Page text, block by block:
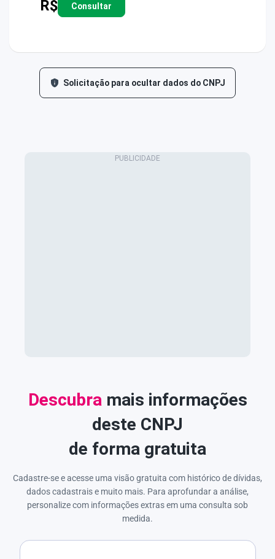
R$ Consultar
Solicitação para ocultar dados do CNPJ
Descubra mais informações
deste CNPJ
de forma gratuita
Cadastre-se e acesse uma visão gratuita com histórico de dívidas,
dados cadastrais e muito mais. Para aprofundar a análise,
personalize com informações extras em uma consulta sob
medida.